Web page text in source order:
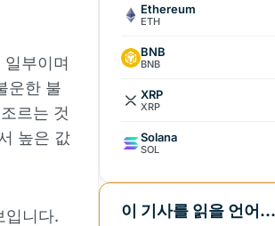
부이며
운한 불
르는 것
높은 값
입니다.
Ethereum
ETH
BNB
BNB
XRP
XRP
Solana
SOL
이 기사를 읽을 언어...